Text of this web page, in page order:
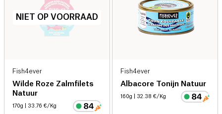
NIET OP VOORRAAD
Fish4ever
Wilde Roze Zalmfilets
Natuur
170g | 33.76 €/Kg
Fish4ever
Albacore Tonijn Natuur
160g | 32.38 €/Kg